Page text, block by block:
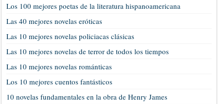
Los 100 mejores poetas de la literatura hispanoamericana
Las 40 mejores novelas eróticas
Las 10 mejores novelas policiacas clásicas
Las 10 mejores novelas de terror de todos los tiempos
Las 10 mejores novelas románticas
Los 10 mejores cuentos fantásticos
10 novelas fundamentales en la obra de Henry James